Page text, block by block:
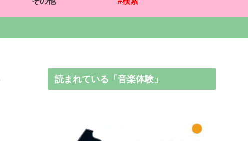
読まれている「音楽体験」